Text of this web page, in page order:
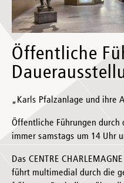
Öffentliche
„Karls Pfalzanlage und ihre
Öffentliche Führungen
immer samstags um 14 Uhr
Das CENTRE
führt multimedial durch die